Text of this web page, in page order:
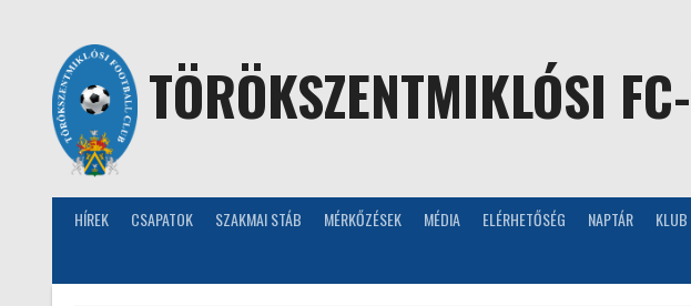
TÖRÖKSZENTMIKLÓSI
HÍREK CSAPATOK SZAKMAI STÁB MÉRKŐZÉSEK MÉDIA ELÉRHETŐSÉG NAPTÁR KLUB